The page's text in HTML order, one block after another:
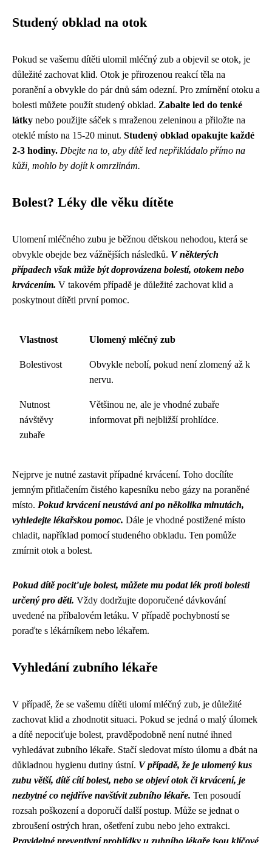
Studený obklad na otok
Pokud se vašemu dítěti ulomil mléčný zub a objevil se otok, je
důležité zachovat klid. Otok je přirozenou reakcí těla na
poranění a obvykle do pár dnů sám odezní. Pro zmírnění otoku a
bolesti můžete použít studený obklad. Zabalte led do tenké
látky nebo použijte sáček s mraženou zeleninou a přiložte na
oteklé místo na 15-20 minut. Studený obklad opakujte každé
2-3 hodiny. Dbejte na to, aby dítě led nepřikládalo přímo na
kůži, mohlo by dojít k omrzlinám.
Bolest? Léky dle věku dítěte
Ulomení mléčného zubu je běžnou dětskou nehodou, která se
obvykle obejde bez vážnějších následků. V některých
případech však může být doprovázena bolestí, otokem nebo
krvácením. V takovém případě je důležité zachovat klid a
poskytnout dítěti první pomoc.
Vlastnost Ulomený mléčný zub
Bolestivost
Obvykle nebolí, pokud není zlomený až k
nervu.
Nutnost
návštěvy
zubaře
Většinou ne, ale je vhodné zubaře
informovat při nejbližší prohlídce.
Nejprve je nutné zastavit případné krvácení. Toho docílíte
jemným přitlačením čistého kapesníku nebo gázy na poraněné
místo. Pokud krvácení neustává ani po několika minutách,
vyhledejte lékařskou pomoc. Dále je vhodné postižené místo
chladit, například pomocí studeného obkladu. Ten pomůže
zmírnit otok a bolest.
Pokud dítě pociťuje bolest, můžete mu podat lék proti bolesti
určený pro děti. Vždy dodržujte doporučené dávkování
uvedené na příbalovém letáku. V případě pochybností se
poraďte s lékárníkem nebo lékařem.
Vyhledání zubního lékaře
V případě, že se vašemu dítěti ulomí mléčný zub, je důležité
zachovat klid a zhodnotit situaci. Pokud se jedná o malý úlomek
a dítě nepociťuje bolest, pravděpodobně není nutné ihned
vyhledávat zubního lékaře. Stačí sledovat místo úlomu a dbát na
důkladnou hygienu dutiny ústní. V případě, že je ulomený kus
zubu větší, dítě cítí bolest, nebo se objeví otok či krvácení, je
nezbytné co nejdříve navštívit zubního lékaře. Ten posoudí
rozsah poškození a doporučí další postup. Může se jednat o
zbroušení ostrých hran, ošetření zubu nebo jeho extrakci.
Pravidelné preventivní prohlídky u zubního lékaře jsou klíčové